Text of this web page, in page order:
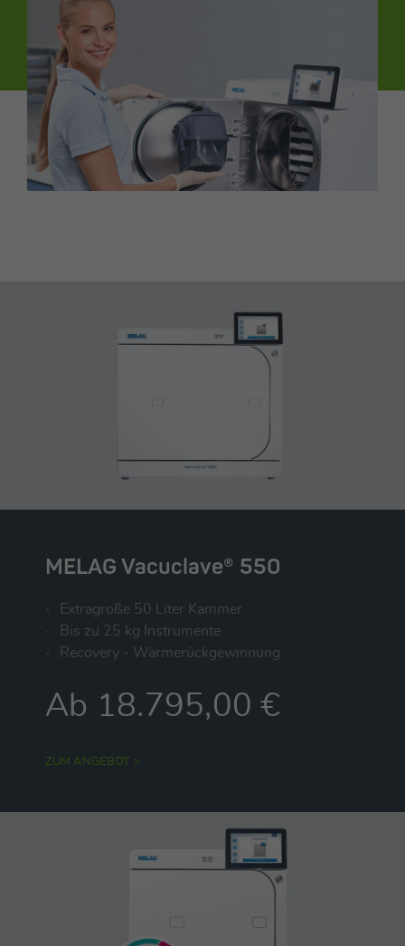
MELAG Vacuclave® 550
Extragroße 50 Liter Kammer
Bis zu 25 kg Instrumente
Recovery - Wärmerückgewinnung
Ab 18.795,00 €
ZUM ANGEBOT >